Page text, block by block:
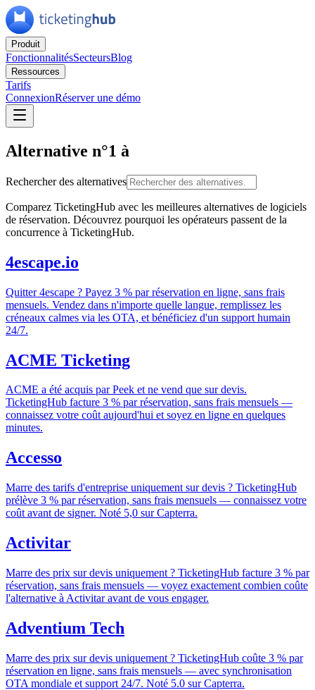
Produit
FonctionnalitésSecteursBlog
Ressources
Tarifs
ConnexionRéserver une démo
Alternative n°1 à
Rechercher des alternatives
Comparez TicketingHub avec les meilleures alternatives de logiciels
de réservation. Découvrez pourquoi les opérateurs passent de la
concurrence à TicketingHub.
4escape.io
Quitter 4escape ? Payez 3 % par réservation en ligne, sans frais
mensuels. Vendez dans n'importe quelle langue, remplissez les
créneaux calmes via les OTA, et bénéficiez d'un support humain
24/7.
ACME Ticketing
ACME a été acquis par Peek et ne vend que sur devis.
TicketingHub facture 3 % par réservation, sans frais mensuels —
connaissez votre coût aujourd'hui et soyez en ligne en quelques
minutes.
Accesso
Marre des tarifs d'entreprise uniquement sur devis ? TicketingHub
prélève 3 % par réservation, sans frais mensuels — connaissez votre
coût avant de signer. Noté 5,0 sur Capterra.
Activitar
Marre des prix sur devis uniquement ? TicketingHub facture 3 % par
réservation, sans frais mensuels — voyez exactement combien coûte
l'alternative à Activitar avant de vous engager.
Adventium Tech
Marre des prix sur devis uniquement ? TicketingHub coûte 3 % par
réservation en ligne, sans frais mensuels — avec synchronisation
OTA mondiale et support 24/7. Noté 5.0 sur Capterra.